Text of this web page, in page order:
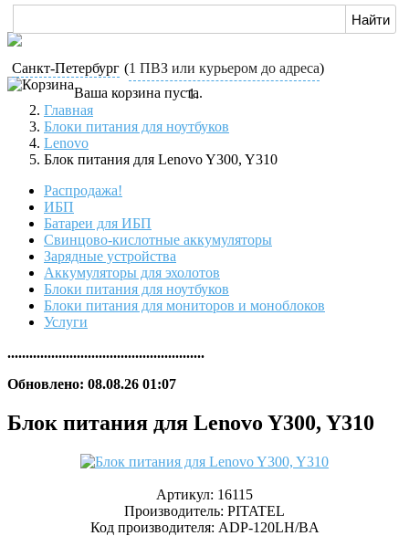
Санкт-Петербург (1 ПВЗ или курьером до адреса)
Ваша корзина пуста.
Главная
Блоки питания для ноутбуков
Lenovo
Блок питания для Lenovo Y300, Y310
Распродажа!
ИБП
Батареи для ИБП
Свинцово-кислотные аккумуляторы
Зарядные устройства
Аккумуляторы для эхолотов
Блоки питания для ноутбуков
Блоки питания для мониторов и моноблоков
Услуги
......................................................
Обновлено: 08.08.26 01:07
Блок питания для Lenovo Y300, Y310
Артикул: 16115
Производитель: PITATEL
Код производителя: ADP-120LH/BA